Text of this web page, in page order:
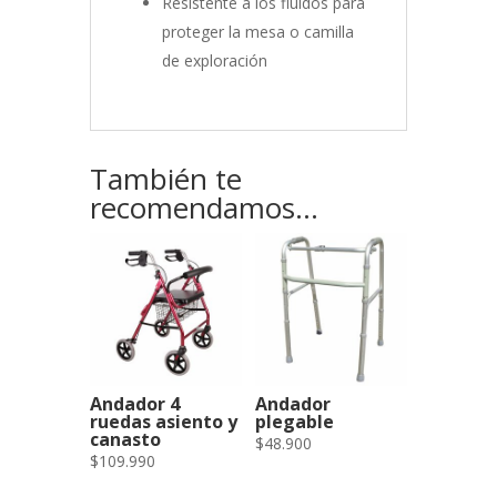
proteger la mesa o camilla
de exploración
También te
recomendamos…
Andador 4
ruedas asiento y
canasto
$109.990
Andador
plegable
$48.900